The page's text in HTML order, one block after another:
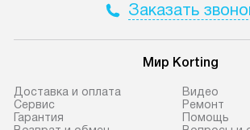
Заказать
Мир Korting
Доставка и оплата
Сервис
Гарантия
Видео
Ремонт
Помощь